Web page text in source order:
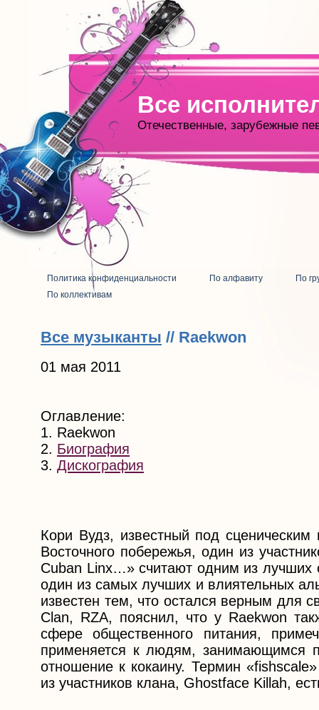
Все
Отечественные, зарубежные
Политика конфиденциальности По алфавиту
По
По коллективам
Все музыканты // Raekwon
01 мая 2011
Оглавление:
1. Raekwon
2. Биография
3. Дискография
Кори Вудз, известный под
Восточного побережья, один из
Cuban Linx…» считают одним из лучших
один из самых лучших и влиятельных
известен тем, что остался верным для
Clan, RZA, пояснил, что у Raekwon
сфере общественного питания,
применяется к людям, занимающимся
отношение к кокаину. Термин
из участников клана, Ghostface Killah,